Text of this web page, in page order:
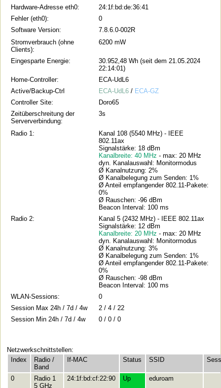
Hardware-Adresse eth0:
24:1f:bd:de:36:41
Fehler (eth0):
0
Software Version:
7.8.6.0-002R
Stromverbrauch (ohne
Clients):
6200 mW
Eingesparte Energie:
30.952,48 Wh (seit dem 21.05.2024
22:14:01)
Home-Controller:
ECA-UdL6
Active/Backup-Ctrl
ECA-UdL6 / ECA-GZ
Controller Site:
Doro65
Zeitüberschreitung der
Serververbindung:
3s
Radio 1:
Kanal 108 (5540 MHz) - IEEE
802.11ax
Signalstärke: 18 dBm
Kanalbreite: 40 MHz- max: 20 MHz
dyn. Kanalauswahl: Monitormodus
Ø Kanalnutzung: 2%
Ø Kanalbelegung zum Senden: 1%
Ø Anteil empfangender 802.11-Pakete:
0%
Ø Rauschen: -96 dBm
Beacon Interval: 100 ms
Radio 2:
Kanal 5 (2432 MHz) - IEEE 802.11ax
Signalstärke: 12 dBm
Kanalbreite: 20 MHz- max: 20 MHz
dyn. Kanalauswahl: Monitormodus
Ø Kanalnutzung: 3%
Ø Kanalbelegung zum Senden: 1%
Ø Anteil empfangender 802.11-Pakete:
0%
Ø Rauschen: -98 dBm
Beacon Interval: 100 ms
WLAN-Sessions:
0
Session Max 24h / 7d / 4w
2 / 4 / 22
Session Min 24h / 7d / 4w
0 / 0 / 0
Netzwerkschnittstellen:
Index
Radio /
Band
If-MAC Status SSID
0
Radio 1
5 GHz
24:1f:bd:cf:22:90 Up eduroam